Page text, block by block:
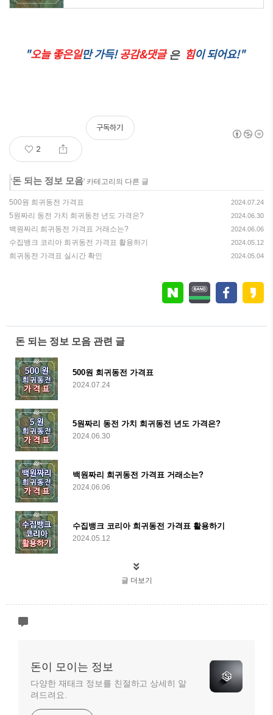
"오늘 좋은일만 가득!공감&댓글 은 힘이 되어요!"
2
구독하기
'돈 되는 정보 모음' 카테고리의 다른 글
500원 희귀동전 가격표 2024.07.24
5원짜리 동전 가치 희귀동전 년도 가격은? 2024.06.30
백원짜리 희귀동전 가격표 거래소는? 2024.06.06
수집뱅크 코리아 희귀동전 가격표 활용하기 2024.05.12
희귀동전 가격표 실시간 확인 2024.05.04
돈 되는 정보 모음 관련 글
500원 희귀동전 가격표
2024.07.24
5원짜리 동전 가치 희귀동전 년도 가격은?
2024.06.30
백원짜리 희귀동전 가격표 거래소는?
2024.06.06
수집뱅크 코리아 희귀동전 가격표 활용하기
2024.05.12
글 더보기
돈이 모이는 정보
다양한 재태크 정보를 친절하고 상세히 알
려드려요.